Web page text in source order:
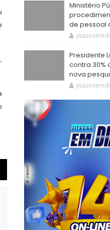
Ministério
de pessoal
Presidente
contra 30%
nova